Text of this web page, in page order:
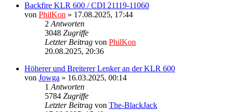
Backfire KLR 600 / CDI 21119-11060
von PhilKon » 17.08.2025, 17:44
2 Antworten
3048 Zugriffe
Letzter Beitrag von PhilKon
20.08.2025, 20:36
Höherer und Breiterer Lenker an der KLR 600
von Jowga » 16.03.2025, 00:14
1 Antworten
5784 Zugriffe
Letzter Beitrag von The-BlackJack